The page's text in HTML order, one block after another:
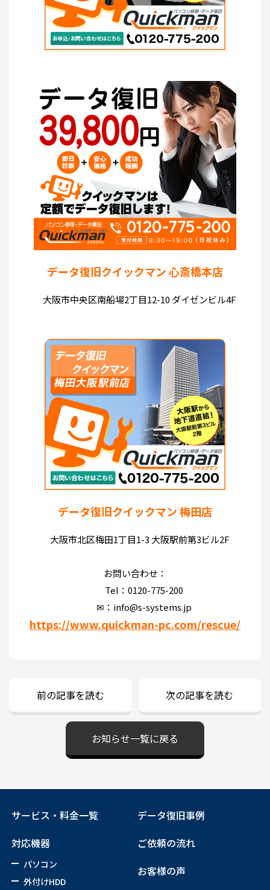
データ復旧クイックマン 心斎橋本店
大阪市中央区南船場2丁目12-10 ダイゼンビル4F
データ復旧クイックマン 梅田店
大阪市北区梅田1丁目1-3 大阪駅前第3ビル2F
お問い合わせ：
Tel：0120-775-200
✉：info@s-systems.jp
https://www.quickman-pc.com/rescue/
前の記事を読む 次の記事を読む
お知らせ一覧に戻る
サービス・料金一覧
対応機器
パソコン
外付けHDD
データ復旧事例
ご依頼の流れ
お客様の声